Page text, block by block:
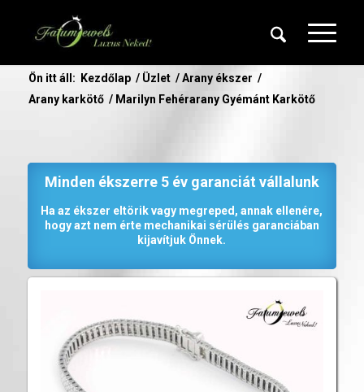
Ön itt áll: Kezdőlap / Üzlet / Arany ékszer /
Arany karkötő / Marilyn Fehérarany Gyémánt Karkötő
Minden ékszerre 5 év garanciát vállalunk
Ha az ékszer eltörik vagy megreped, annak ellenére,
hogy azt nem érte mechanikai sérülés garanciában
kijavítjuk Önnek.